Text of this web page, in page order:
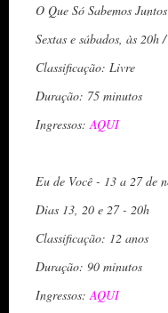
O Que Só Sabemos
Sextas e sábados, às 20h
Classificação: Livre
Duração: 75 minutos
Ingressos:AQUI
Eu de Você - 13 a 27 de
Dias 13, 20 e 27 - 20h
Classificação: 12 anos
Duração: 90 minutos
Ingressos:AQUI